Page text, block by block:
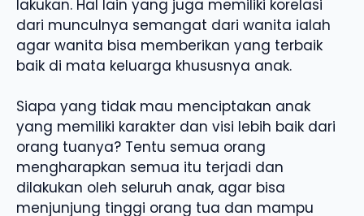
lakukan. Hal lain yang juga memiliki korelasi
dari munculnya semangat dari wanita ialah
agar wanita bisa memberikan yang terbaik
baik di mata keluarga khususnya anak.
Siapa yang tidak mau menciptakan anak
yang memiliki karakter dan visi lebih baik dari
orang tuanya? Tentu semua orang
mengharapkan semua itu terjadi dan
dilakukan oleh seluruh anak, agar bisa
menjunjung tinggi orang tua dan mampu